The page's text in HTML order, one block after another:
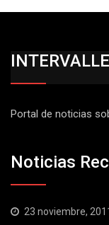
Portal de noticias
Noticias
23 noviembre,